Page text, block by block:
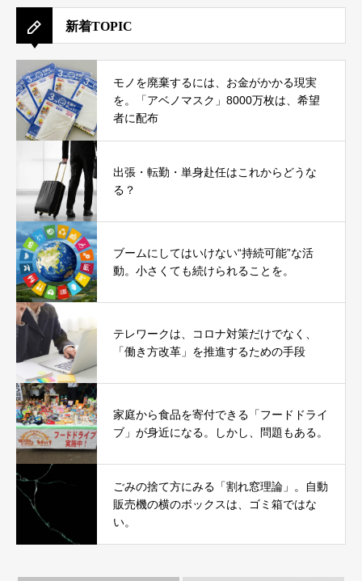
新着TOPIC
モノを廃棄するには、お金がかかる現実
を。「アベノマスク」8000万枚は、希望
者に配布
出張・転勤・単身赴任はこれからどうな
る？
ブームにしてはいけない“持続可能”な活
動。小さくても続けられることを。
テレワークは、コロナ対策だけでなく、
「働き方改革」を推進するための手段
家庭から食品を寄付できる「フードドライ
ブ」が身近になる。しかし、問題もある。
ごみの捨て方にみる「割れ窓理論」。自動
販売機の横のボックスは、ゴミ箱ではな
い。